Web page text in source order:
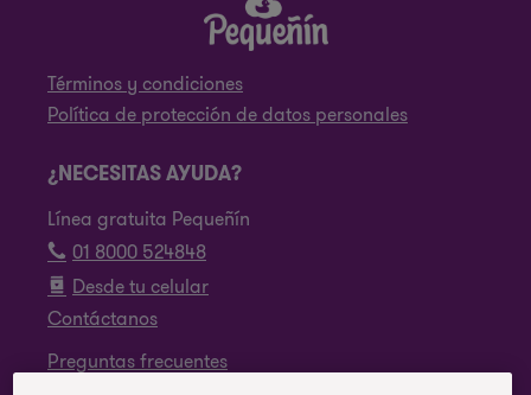
Términos y condiciones
Política de protección de datos personales
¿NECESITAS AYUDA?
Línea gratuita Pequeñín
01 8000 524848
Desde tu celular
Contáctanos
Preguntas frecuentes